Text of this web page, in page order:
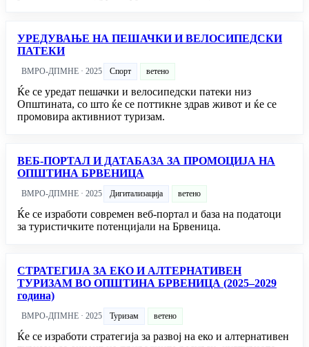
УРЕДУВАЊЕ НА ПЕШАЧКИ И ВЕЛОСИПЕДСКИ
ПАТЕКИ
ВМРО-ДПМНЕ · 2025 Спорт ветено
Ќе се уредат пешачки и велосипедски патеки низ
Општината, со што ќе се поттикне здрав живот и ќе се
промовира активниот туризам.
ВЕБ-ПОРТАЛ И ДАТАБАЗА ЗА ПРОМОЦИЈА НА
ОПШТИНА БРВЕНИЦА
ВМРО-ДПМНЕ · 2025 Дигитализација ветено
Ќе се изработи современ веб-портал и база на податоци
за туристичките потенцијали на Брвеница.
СТРАТЕГИЈА ЗА ЕКО И АЛТЕРНАТИВЕН
ТУРИЗАМ ВО ОПШТИНА БРВЕНИЦА (2025–2029
година)
ВМРО-ДПМНЕ · 2025 Туризам ветено
Ќе се изработи стратегија за развој на еко и алтернативен